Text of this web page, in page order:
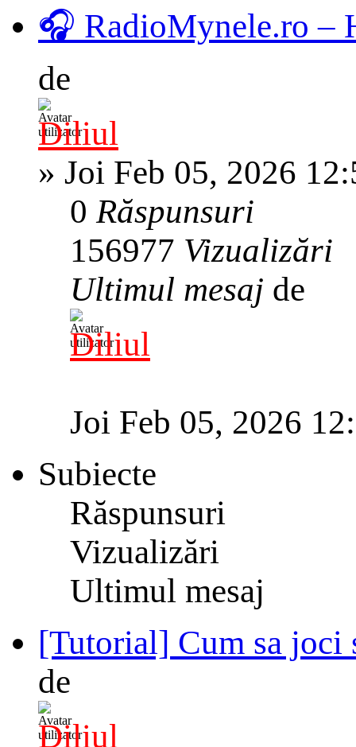
🎧 RadioMynele.ro –
de
Diliul
» Joi Feb 05, 2026
0Răspunsuri
156977 Vizualizări
Ultimul mesaj de
Diliul
Joi Feb 05, 2026
Subiecte
Răspunsuri
Vizualizări
Ultimul mesaj
[Tutorial] Cum sa joci
de
Diliul